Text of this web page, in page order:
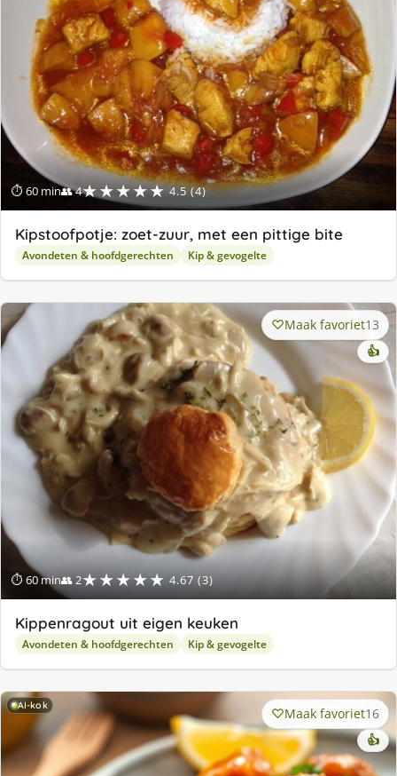
⏱ 60 min👥 4★★★★★ 4.5 (4)
Kipstoofpotje: zoet-zuur, met een pittige bite
Avondeten & hoofdgerechten Kip & gevogelte
⏱ 60 min👥 2★★★★★ 4.67 (3)
Maak favoriet13
👍
Kippenragout uit eigen keuken
Avondeten & hoofdgerechten Kip & gevogelte
AI-kok Maak favoriet16
👍